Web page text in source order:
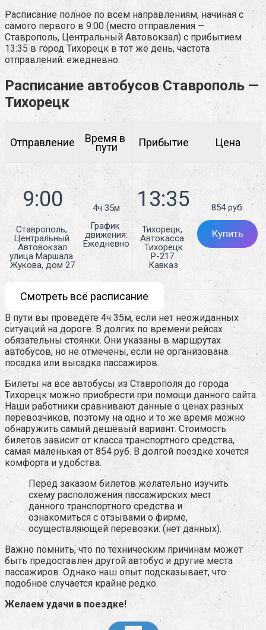
Расписание полное по всем направлениям, начиная с
самого первого в 9:00 (место отправления —
Ставрополь, Центральный Автовокзал) с прибытием
13:35 в город Тихорецк в тот же день, частота
отправлений: ежедневно.
Расписание автобусов Ставрополь —
Тихорецк
Отправление Время в
пути Прибытие Цена
Ставрополь,
Центральный
Автовокзал
улица Маршала
Жукова, дом 27
4ч 35м
График
движения:
Ежедневно
Тихорецк,
Автокасса
Тихорецк
Р-217
Кавказ
854 руб.
Купить
Смотреть всё расписание
В пути вы проведёте 4ч 35м, если нет неожиданных
ситуаций на дороге. В долгих по времени рейсах
обязательны стоянки. Они указаны в маршрутах
автобусов, но не отмечены, если не организована
посадка или высадка пассажиров.
Билеты на все автобусы из Ставрополя до города
Тихорецк можно приобрести при помощи данного сайта.
Наши работники сравнивают данные о ценах разных
перевозчиков, поэтому на одно и то же время можно
обнаружить самый дешёвый вариант. Стоимость
билетов зависит от класса транспортного средства,
самая маленькая от 854 руб. В долгой поездке хочется
комфорта и удобства.
Перед заказом билетов желательно изучить
схему расположения пассажирских мест
данного транспортного средства и
ознакомиться с отзывами о фирме,
осуществляющей перевозки: (нет данных).
Важно помнить, что по техническим причинам может
быть предоставлен другой автобус и другие места
пассажиров. Однако наш опыт подсказывает, что
подобное случается крайне редко.
Желаем удачи в поездке!